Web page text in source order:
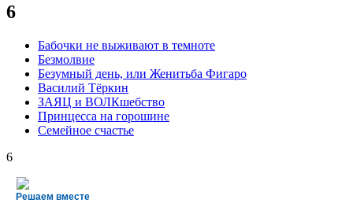
6
Бабочки не выживают в темноте
Безмолвие
Безумный день, или Женитьба Фигаро
Василий Тёркин
ЗАЯЦ и ВОЛКшебство
Принцесса на горошине
Семейное счастье
6
Решаем вместе